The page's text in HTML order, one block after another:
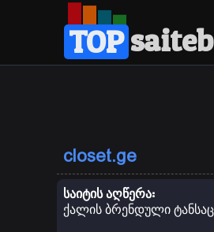
TOP
closet.ge
საიტის აღწერა:
ქალის ბრენდული